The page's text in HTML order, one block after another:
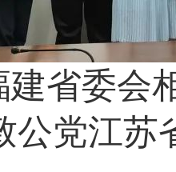
建省委会
公党江苏